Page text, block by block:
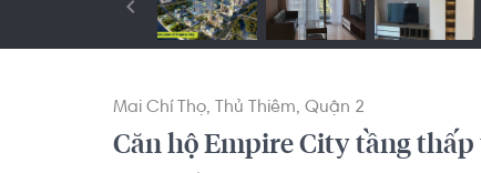
Mai Chí Thọ Thủ Thiêm Quận 2
Căn hộ Empire City tầng